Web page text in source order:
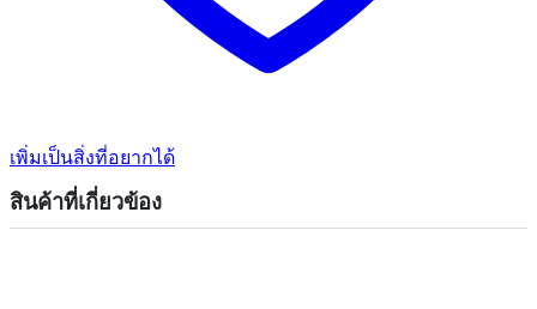
เพิ่มเป็นสิ่งที่อยากได้
สินค้าที่เกี่ยวข้อง